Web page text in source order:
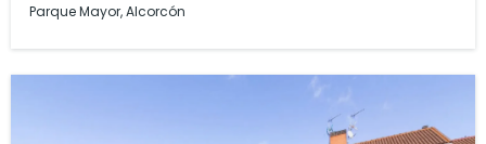
Parque Mayor, Alcorcón